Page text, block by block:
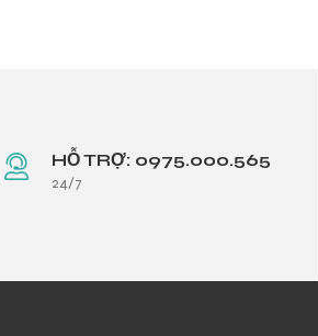
HỖ TRỢ: 0975.000.565
24/7